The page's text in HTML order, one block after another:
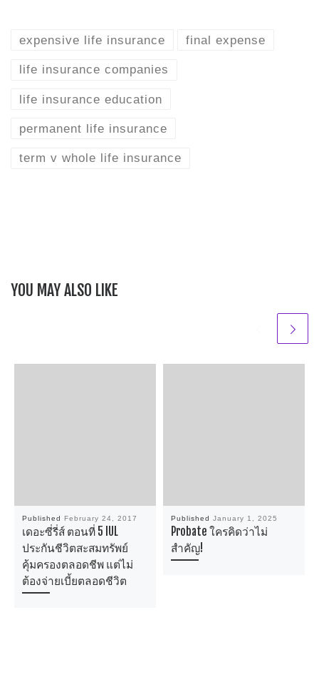
expensive life insurance final expense
life insurance companies
life insurance education
permanent life insurance
term v whole life insurance
YOU MAY ALSO LIKE
Published February 24, 2017
เดอะซี่รี่ส์ ตอนที่ 5 IUL
ประกันชีวิตสะสมทรัพย์
คุ้มครองตลอดชีพ แต่ไม่
ต้องจ่ายเบี้ยตลอดชีวิต
PublishedJanuary 1, 2025
Probate ใครคิดว่าไม่
สำคัญ!